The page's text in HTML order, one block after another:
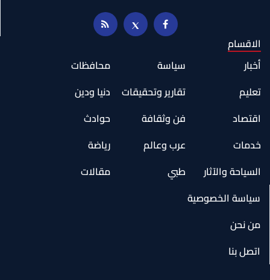
الاقسام
أخبار
سياسة
محافظات
تعليم
تقارير وتحقيقات
دنيا ودين
اقتصاد
فن وثقافة
حوادث
خدمات
عرب وعالم
رياضة
السياحة والآثار
طبي
مقالات
سياسة الخصوصية
من نحن
اتصل بنا